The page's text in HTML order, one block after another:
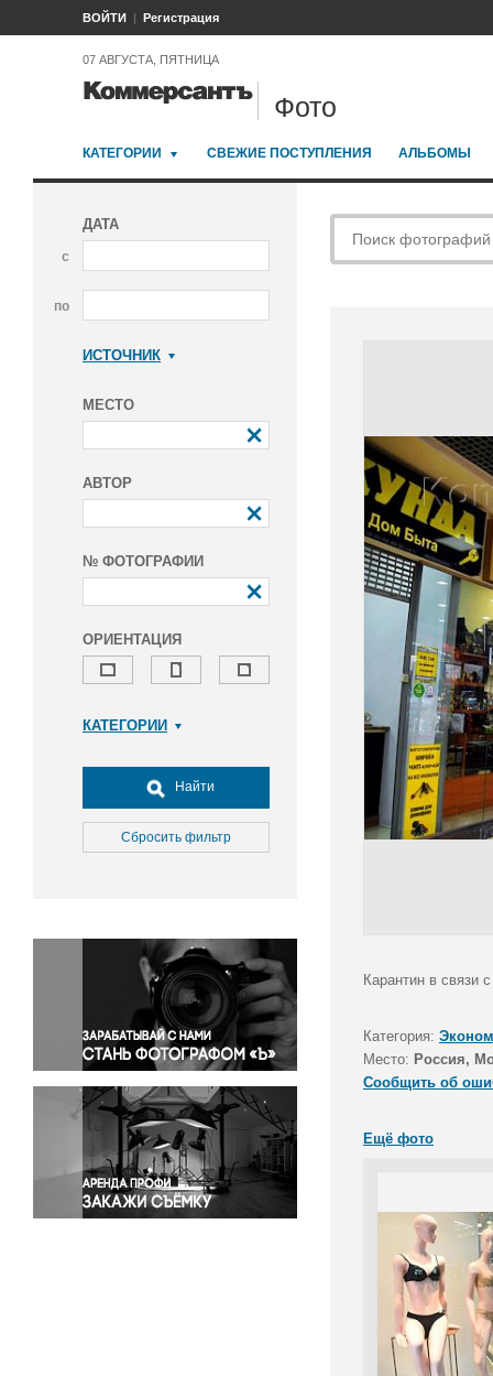
ВОЙТИ Регистрация
07 АВГУСТА, ПЯТНИЦА
Фото
КАТЕГОРИИ СВЕЖИЕ ПОСТУПЛЕНИЯ АЛЬБОМЫ
ДАТА
с
по
ИСТОЧНИК
МЕСТО
АВТОР
№ ФОТОГРАФИИ
ОРИЕНТАЦИЯ
КАТЕГОРИИ
Досуг, туризм и отдых
Культура
Медицина
Окружающая среда
Политика
Правосудие
Происшествия и конфликты
Религия
Светская жизнь
Спорт
Экология
Экономика и бизнес
Найти
Сбросить фильтр
Карантин в связи
Категория:
Место: Россия,
Сообщить об
Ещё фото